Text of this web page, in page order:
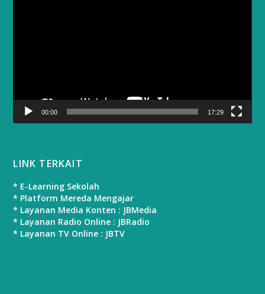
00:00 17:29
LINK TERKAIT
* E-Learning Sekolah
* Platform Mereda Mengajar
* Layanan Media Konten : JBMedia
* Layanan Radio Online : JBRadio
* Layanan TV Online : JBTV